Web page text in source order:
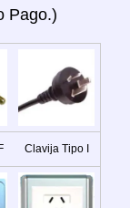
Pago.)
Clavija Tipo I